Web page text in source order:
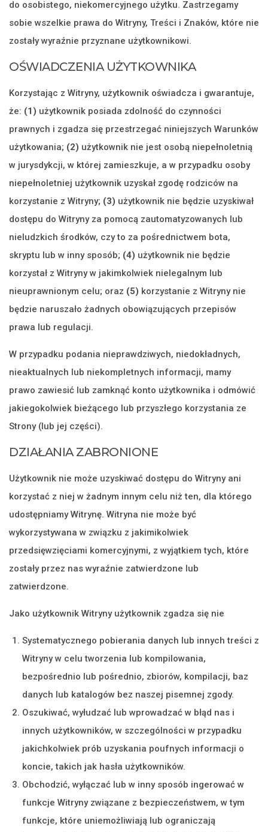
do osobistego, niekomercyjnego użytku. Zastrzegamy
sobie wszelkie prawa do Witryny, Treści i Znaków, które nie
zostały wyraźnie przyznane użytkownikowi.
OŚWIADCZENIA UŻYTKOWNIKA
Korzystając z Witryny, użytkownik oświadcza i gwarantuje,
że: (1) użytkownik posiada zdolność do czynności
prawnych i zgadza się przestrzegać niniejszych Warunków
użytkowania; (2) użytkownik nie jest osobą niepełnoletnią
w jurysdykcji, w której zamieszkuje, a w przypadku osoby
niepełnoletniej użytkownik uzyskał zgodę rodziców na
korzystanie z Witryny; (3) użytkownik nie będzie uzyskiwał
dostępu do Witryny za pomocą zautomatyzowanych lub
nieludzkich środków, czy to za pośrednictwem bota,
skryptu lub w inny sposób; (4) użytkownik nie będzie
korzystał z Witryny w jakimkolwiek nielegalnym lub
nieuprawnionym celu; oraz (5) korzystanie z Witryny nie
będzie naruszało żadnych obowiązujących przepisów
prawa lub regulacji.
W przypadku podania nieprawdziwych, niedokładnych,
nieaktualnych lub niekompletnych informacji, mamy
prawo zawiesić lub zamknąć konto użytkownika i odmówić
jakiegokolwiek bieżącego lub przyszłego korzystania ze
Strony (lub jej części).
DZIAŁANIA ZABRONIONE
Użytkownik nie może uzyskiwać dostępu do Witryny ani
korzystać z niej w żadnym innym celu niż ten, dla którego
udostępniamy Witrynę. Witryna nie może być
wykorzystywana w związku z jakimikolwiek
przedsięwzięciami komercyjnymi, z wyjątkiem tych, które
zostały przez nas wyraźnie zatwierdzone lub
zatwierdzone.
Jako użytkownik Witryny użytkownik zgadza się nie
Systematycznego pobierania danych lub innych treści z
Witryny w celu tworzenia lub kompilowania,
bezpośrednio lub pośrednio, zbiorów, kompilacji, baz
danych lub katalogów bez naszej pisemnej zgody.
Oszukiwać, wyłudzać lub wprowadzać w błąd nas i
innych użytkowników, w szczególności w przypadku
jakichkolwiek prób uzyskania poufnych informacji o
koncie, takich jak hasła użytkowników.
Obchodzić, wyłączać lub w inny sposób ingerować w
funkcje Witryny związane z bezpieczeństwem, w tym
funkcje, które uniemożliwiają lub ograniczają